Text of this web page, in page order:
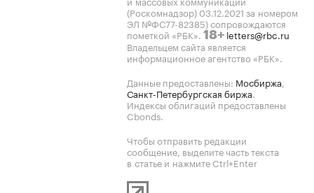
(Роскомнадзор) 03.12.2021 за номером
ЭЛ №ФС77-82385) сопровождаются
пометкой «РБК». 18+ letters@rbc.ru
Владельцем сайта является
информационное агентство «РБК».
Данные предоставлены: Мосбиржа,
Санкт-Петербургская биржа.
Индексы облигаций предоставлены
Cbonds.
Чтобы отправить редакции
сообщение, выделите часть текста
в статье и нажмите Ctrl+Enter